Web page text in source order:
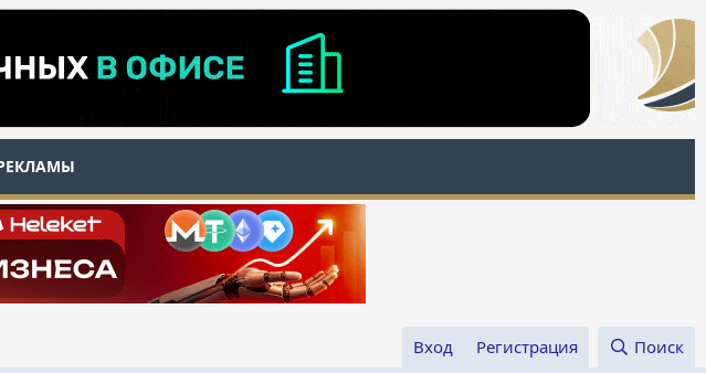
Вход Регистрация Поиск